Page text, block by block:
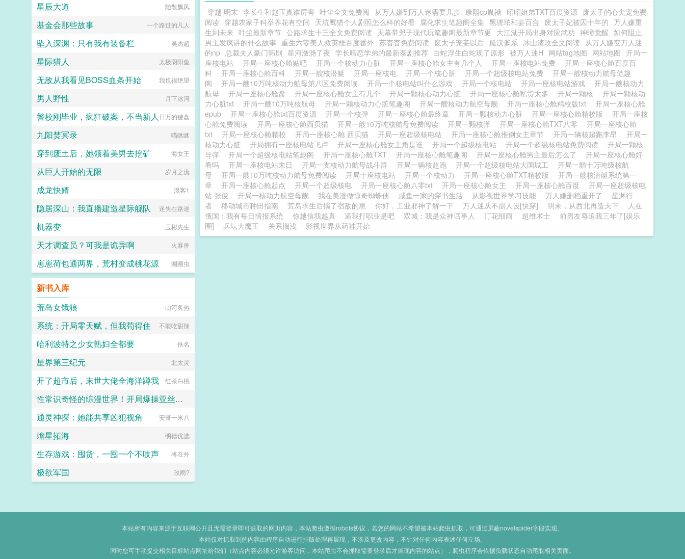
穿越 明末 李长生和赵玉真谁厉害 叶尘全文免费阅 从万人嫌到万人迷需要几步 康熙cp胤禟 昭昭姐弟TXT百度资源 废太子的心尖宠免费
阅读 穿越农家子科举养花有空间 天坑鹰猎个人剧照怎么样的好看 腐化求生笔趣阁全集 黑琥珀和姜百合 废太子妃被囚十年的 万人嫌重
生到未来 叶尘最新章节 公路求生十三全文免费阅读 天幕带兕子现代玩笔趣阁最新章节更 大江湖开局出身对应武功 神曈觉醒 如何阻止
男主发疯讲的什么故事 重生六零美人救英雄百度番外 苏杳杳免费阅读 废太子宠妾以后 糙汉爹系 冰山渣攻全文阅读 从万人嫌变万人迷
的np 总裁夫人豪门韩剧 星河潋滟了夜 学长暗恋学弟的最新泰剧推荐 白蛇浮生白蛇现了原形 被万人迷H 网站tag地图 网站地图 开局一
座核电站
开局一座核心舱贴吧 开局一个核动力心脏 开局一座核心舱女主有几个人 开局一座核电站免费
开局一座核心舱百度百
科
开局一座核心舱百科 开局一艘核潜艇 开局一座核电 开局一个核心脏 开局一个超级核电站免费
开局一艘核动力航母笔趣
阁
开局一艘10万吨核动力航母第八区免费阅读 开局一个核电站叫什么游戏 开局一个核电站 开局一座核电站游戏
开局一艘核动力
航母
开局一座核心舱盘 开局一座核心舱女主有几个 开局一颗核心动力心脏 开局一座核心舱私货太多 开局一颗核
开局一颗核动
力心脏txt
开局一艘10万吨核航母 开局一颗核动力心脏笔趣阁 开局一艘核动力航空母舰 开局一座核心舱精校版txt
开局一座核心舱
epub
开局一座核心舱txt百度资源 开局一个核弹 开局一座核心舱最终章 开局一颗核动力心脏 开局一座核心舱精校版
开局一座核
心舱免费阅读
开局一座核心舱西贝猫 开局一艘10万吨核航母免费阅读 开局一颗核弹 开局一座核心舱TXT八零
开局一座核心舱
txt
开局一座核心舱精校 开局一座核心舱 西贝猫 开局一座超级核电站 开局一座核心舱推倒女主章节 开局一辆核超跑李昂
开局一
核动力心脏
开局拥有一座核电站飞卢 开局一座核心舱女主角是谁 开局一个超级核电站 开局一个超级核电站免费阅读
开局一颗核
导弹
开局一个超级核电站笔趣阁 开局一座核心舱TXT 开局一座核心舱笔趣阁 开局一座核心舱男主最后怎么了
开局一座核心舱好
看吗
开局一座核电站末日 开局一支核动力航母战斗群 开局一辆核超跑 开局一个超级核电站大国城工
开局一艏十万吨级核航
母
开局一艘10万吨核动力航母免费阅读 开局十座核电站 开局一个核动力 开局一座核心舱TXT精校版
开局一艘核潜艇系统第一
章
开局一座核心舱起点 开局一个超级核电 开局一座核心舱八零txt 开局一座核心舱女主 开局一座核心舱百度
开局一座超级核电
站 张俊
开局一核动力航空母舰 我在美漫做惊奇蜘蛛侠 咸鱼一家的穿书生活 从影视世界学习技能 万人嫌删档重开了
星渊行
者
移动城市种田指南 荒岛求生后揣了宿敌的崽 你好，工业邪神了解一下 万人迷从不崩人设[快穿] 明末，从西北再造天下
人在
俄国：我有每日情报系统
你越信我越真 逼我打职业是吧 双城：我是众神话事人 汀花细雨 超维术士
前男友辱追我三年了[娱乐
圈]
乒坛大魔王 关系搁浅 影视世界从药神开始
星辰大道
随散飘风
基金会那些故事 一个路过的凡人
坠入深渊：只有我有装备栏 吴杰超
星际猎人 太极阴阳鱼
无敌从我看见BOSS血条开始 我也很绝望
男人野性 月下冰河
警校刚毕业，疯狂破案，不当新人 日万的键盘
九阳焚冥录 喵眯眯
穿到废土后，她领着美男去挖矿 海女王
从巨人开始的无限 岁月之流
成龙快婿 漫客1
隐居深山：我直播建造星际舰队 迷失在路途
机器变 玉彬先生
天才调查员？可我是诡异啊 火暴兽
崽崽荷包通两界，荒村变成桃花源 圈圈虫
新书入库
荒岛女饿狼
山河炙热
系统：开局零天赋，但我苟得住 不能吃甜辣
哈利波特之少女熟妇全都要 佚名
星界第三纪元 北太灵
开了超市后，末世大佬全海洋蹲我 红茶白桃
性常识奇怪的综漫世界！开局爆操亚丝娜！
黑月何时嚎叫？
通灵神探：她能共享凶犯视角 安哥一米八
蟾星拓海 明德优选
生存游戏：囤货，一囤一个不吱声 将在外
极欲军国 玫雨?
本站所有内容来源于互联网公开且无需登录即可获取的网页内容，本站爬虫遵循robots协议，若您的网站不希望被本站爬虫抓取，可通过屏蔽novelspider字段实现。
本站仅对抓取到的内容由程序自动进行排版处理再展现，不涉及更改内容，不针对任何内容表述任何立场。
同时您可手动提交相关目标站点网址给我们（站点内容必须允许游客访问，本站爬虫不会抓取需要登录后才展现内容的站点），爬虫程序会依据负载状态自动爬取相关页面。